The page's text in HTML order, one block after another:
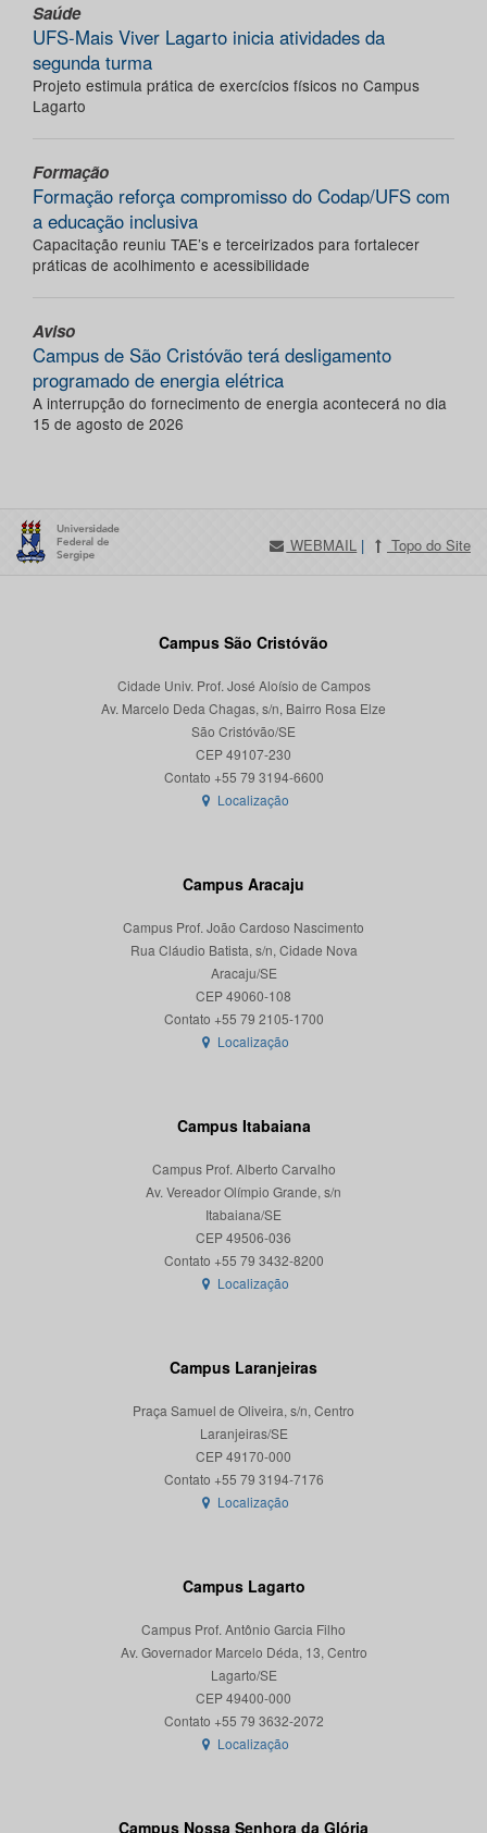
Saúde
UFS-Mais Viver Lagarto inicia atividades da
segunda turma
Projeto estimula prática de exercícios físicos no Campus
Lagarto
Formação
Formação reforça compromisso do Codap/UFS com
a educação inclusiva
Capacitação reuniu TAE’s e terceirizados para fortalecer
práticas de acolhimento e acessibilidade
Aviso
Campus de São Cristóvão terá desligamento
programado de energia elétrica
A interrupção do fornecimento de energia acontecerá no dia
15 de agosto de 2026
WEBMAIL | Topo do Site
Campus São Cristóvão
Cidade Univ. Prof. José Aloísio de Campos
Av. Marcelo Deda Chagas, s/n, Bairro Rosa Elze
São Cristóvão/SE
CEP 49107-230
Localização
Campus Aracaju
Campus Prof. João Cardoso Nascimento
Rua Cláudio Batista, s/n, Cidade Nova
Aracaju/SE
CEP 49060-108
Localização
Campus Itabaiana
Campus Prof. Alberto Carvalho
Av. Vereador Olímpio Grande, s/n
Itabaiana/SE
CEP 49506-036
Localização
Campus Laranjeiras
Praça Samuel de Oliveira, s/n, Centro
Laranjeiras/SE
CEP 49170-000
Localização
Campus Lagarto
Campus Prof. Antônio Garcia Filho
Av. Governador Marcelo Déda, 13, Centro
Lagarto/SE
CEP 49400-000
Localização
Campus Nossa Senhora da Glória